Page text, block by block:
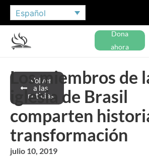
Español
Dona
ahora
Volver
a las
noticias
Los miembros de
iglesia de Brasil
comparten
transformación
julio 10, 2019